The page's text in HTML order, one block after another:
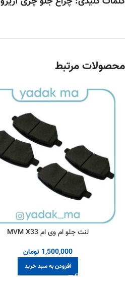
محصولات مرتبط
لنت جلو ام وی ام MVM X33
1,500,000 تومان
افزودن به سبد خرید